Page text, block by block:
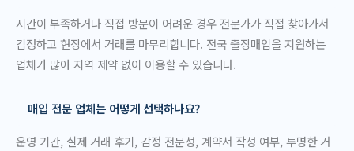
시간이 부족하거나 직접 방문이 어려운 경우 전문가가 직접 찾아가서
감정하고 현장에서 거래를 마무리합니다. 전국 출장매입을 지원하는
업체가 많아 지역 제약 없이 이용할 수 있습니다.
매입 전문 업체는 어떻게 선택하나요?
운영 기간, 실제 거래 후기, 감정 전문성, 계약서 작성 여부, 투명한 거